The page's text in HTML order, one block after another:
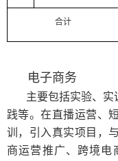
合计
电子商务
主要包括实验、实
践等。在直播运营、
训，引入真实项目，
商运营推广、跨境电